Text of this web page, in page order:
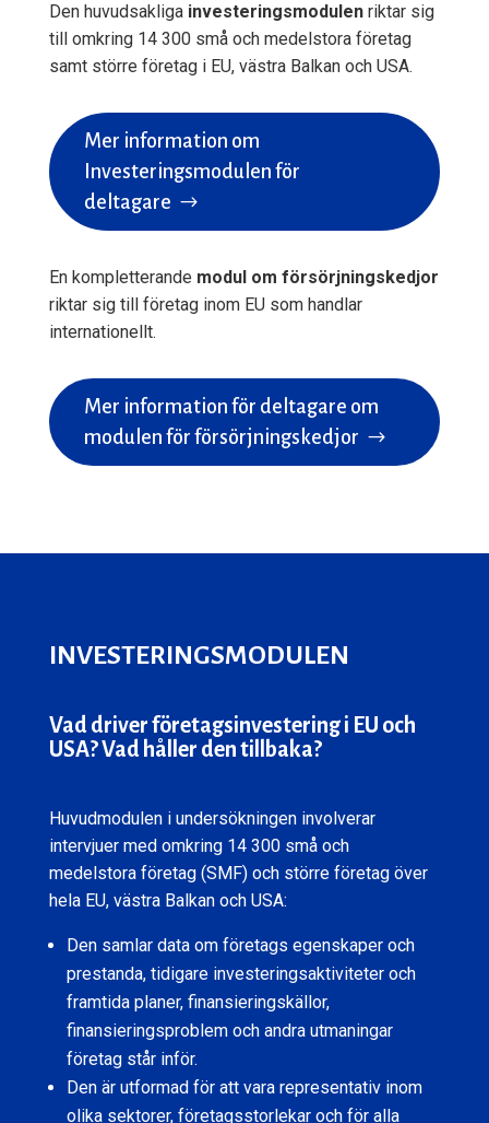
Den huvudsakligainvesteringsmodulenriktar sig
till omkring 14 300 små och medelstora företag
samt större företag i EU, västra Balkan och USA.
Mer information om
Investeringsmodulen för
deltagare
En kompletterande modul om försörjningskedjor
riktar sig till företag inom EU som handlar
internationellt.
Mer information för deltagare om
modulen för försörjningskedjor
INVESTERINGSMODULEN
Vad driver företagsinvestering i EU och
USA? Vad håller den tillbaka?
Huvudmodulen i undersökningen involverar
intervjuer med omkring 14 300 små och
medelstora företag (SMF) och större företag över
hela EU, västra Balkan och USA:
Den samlar data om företags egenskaper och
prestanda, tidigare investeringsaktiviteter och
framtida planer, finansieringskällor,
finansieringsproblem och andra utmaningar
företag står inför.
Den är utformad för att vara representativ inom
olika sektorer, företagsstorlekar och för alla